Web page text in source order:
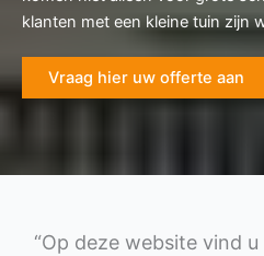
klanten met een kleine tuin zijn
Vraag hier uw offerte aan
“Op deze website vind